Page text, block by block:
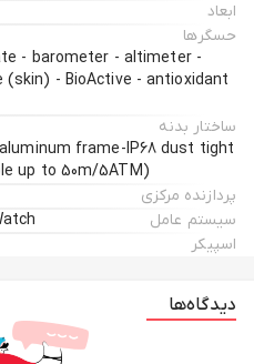
ابعاد
حسگرها
- barometer - altimeter -
- BioActive - antioxidant
ساختار بدنه
frame-IP68 dust tight
up to 50m/5ATM)
پردازنده مرکزی
سیستم عامل
اسپیکر
دیدگاه‌ها